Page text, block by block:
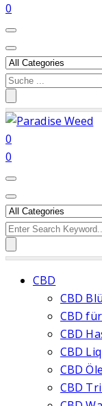
0
Search
0
0
Search
CBD
CBD
CBD
CBD
CBD
CBD Öle
CBD